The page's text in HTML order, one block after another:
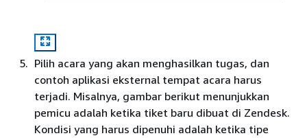
Pilih acara yang akan menghasilkan tugas, dan
contoh aplikasi eksternal tempat acara harus
terjadi. Misalnya, gambar berikut menunjukkan
pemicu adalah ketika tiket baru dibuat di Zendesk.
Kondisi yang harus dipenuhi adalah ketika tipe